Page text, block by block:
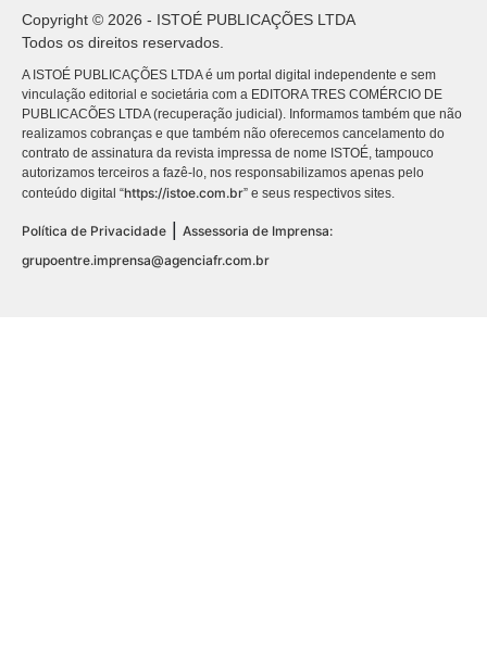
Copyright © 2026 - ISTOÉ PUBLICAÇÕES LTDA
Todos os direitos reservados.
A ISTOÉ PUBLICAÇÕES LTDA é um portal digital independente e sem
vinculação editorial e societária com a EDITORA TRES COMÉRCIO DE
PUBLICACÕES LTDA (recuperação judicial). Informamos também que não
realizamos cobranças e que também não oferecemos cancelamento do
contrato de assinatura da revista impressa de nome ISTOÉ, tampouco
autorizamos terceiros a fazê-lo, nos responsabilizamos apenas pelo
conteúdo digital “https://istoe.com.br” e seus respectivos sites.
Política de Privacidade
Assessoria de Imprensa:
grupoentre.imprensa@agenciafr.com.br